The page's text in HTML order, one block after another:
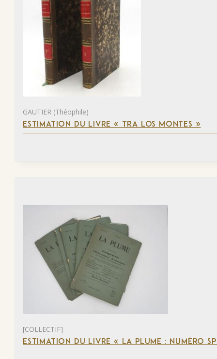
GAUTIER (Théophile)
ESTIMATION DU LIVRE « TRA LOS MONTES »
[COLLECTIF]
ESTIMATION DU LIVRE « LA PLUME : NUMÉRO